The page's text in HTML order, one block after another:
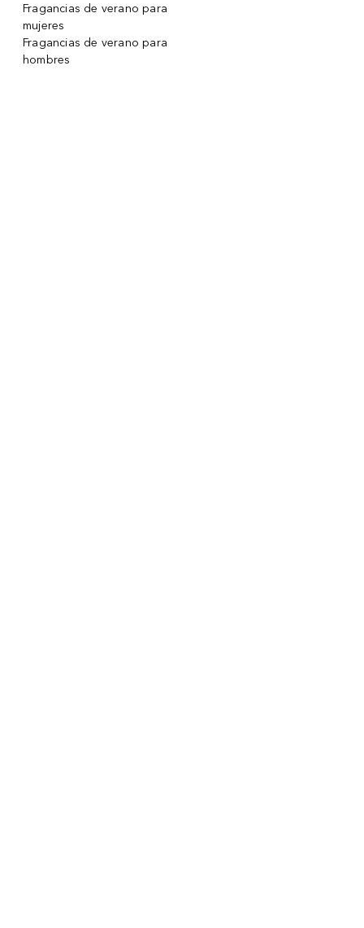
Fragancias de verano para
mujeres
Fragancias de verano para
hombres